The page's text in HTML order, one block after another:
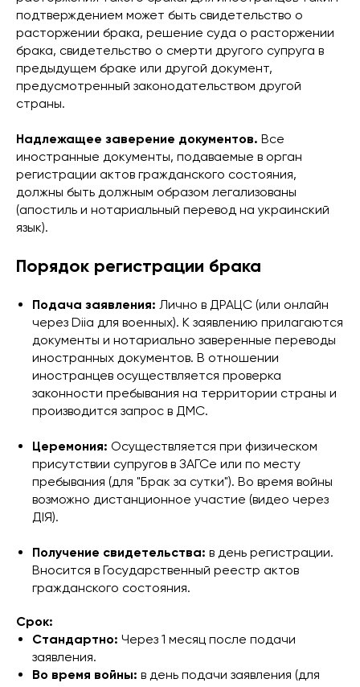
подтверждением может быть свидетельство о
расторжении брака, решение суда о расторжении
брака, свидетельство о смерти другого супруга в
предыдущем браке или другой документ,
предусмотренный законодательством другой
страны.
Надлежащее заверение документов. Все
иностранные документы, подаваемые в орган
регистрации актов гражданского состояния,
должны быть должным образом легализованы
(апостиль и нотариальный перевод на украинский
язык).
Порядок регистрации брака
Подача заявления: Лично в ДРАЦС (или онлайн
через Diia для военных). К заявлению прилагаются
документы и нотариально заверенные переводы
иностранных документов. В отношении
иностранцев осуществляется проверка
законности пребывания на территории страны и
производится запрос в ДМС.
Церемония: Осуществляется при физическом
присутствии супругов в ЗАГСе или по месту
пребывания (для "Брак за сутки"). Во время войны
возможно дистанционное участие (видео через
ДІЯ).
Получение свидетельства: в день регистрации.
Вносится в Государственный реестр актов
гражданского состояния.
Срок:
Стандартно: Через 1 месяц после подачи
заявления.
Во время войны: в день подачи заявления (для